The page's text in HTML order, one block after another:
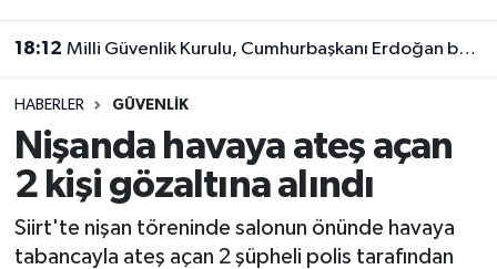
18:12 Milli Güvenlik Kurulu, Cumhurbaşkanı Erdoğan başkanlığında toplandı
HABERLER GÜVENLIK
Nişanda havaya ateş açan
2 kişi gözaltına alındı
Siirt'te nişan töreninde salonun önünde havaya
tabancayla ateş açan 2 şüpheli polis tarafından
Trafik Durumu
Süper Lig Puan Durumu ve Fikstür
Tüm Manşetler